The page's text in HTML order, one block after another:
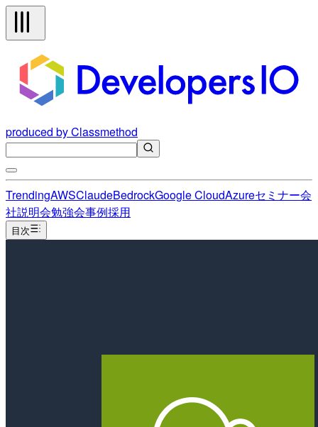
produced by Classmethod
TrendingAWSClaudeBedrockGoogle CloudAzureセミナー会
社説明会勉強会事例採用
目次